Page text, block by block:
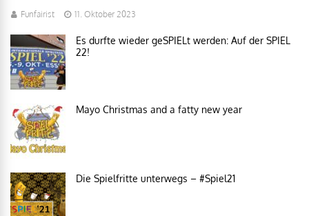
Funfairist 11. Oktober 2023
Es durfte wieder geSPIELt werden: Auf der SPIEL
22!
Mayo Christmas and a fatty new year
Die Spielfritte unterwegs – #Spiel21